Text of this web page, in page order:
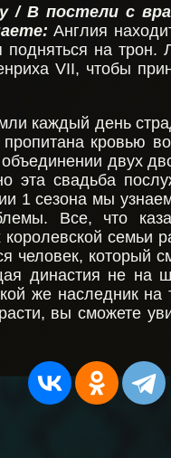
/ В постели с
Англия
на трон.
VII, чтобы
каждый день
кровью
двух
эта свадьба
1 сезона мы
Все, что
семьи
человек, который
династия не на
же наследник на
вы сможете